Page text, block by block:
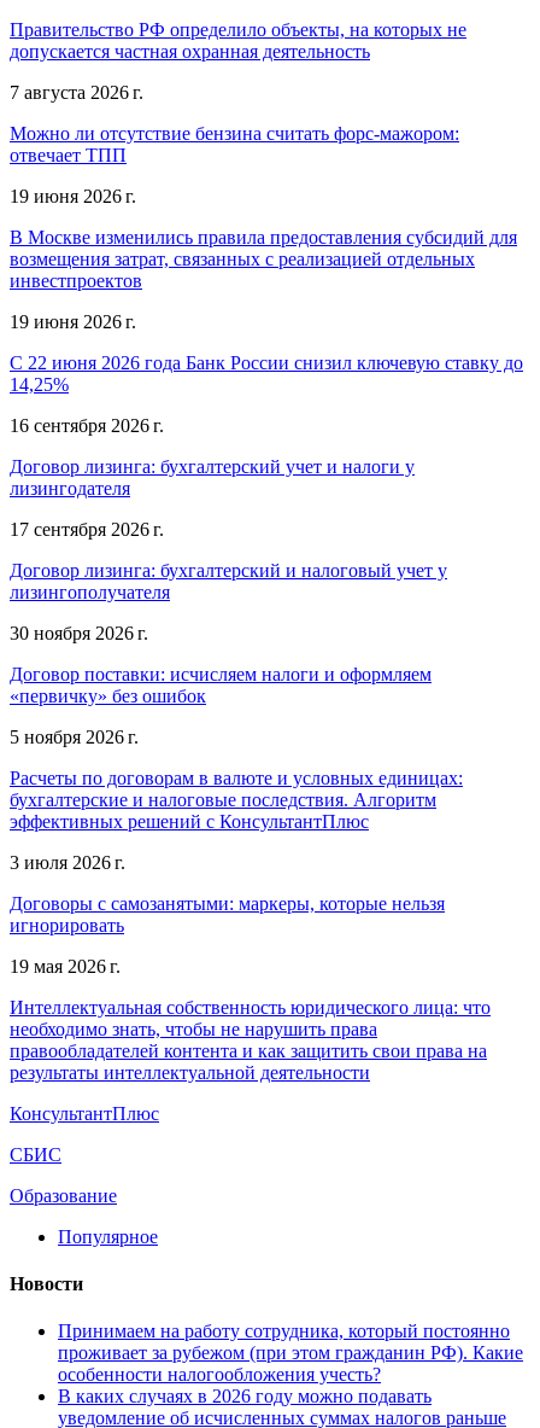
Правительство РФ определило объекты, на которых не
допускается частная охранная деятельность
7 августа 2026 г.
Можно ли отсутствие бензина считать форс-мажором:
отвечает ТПП
19 июня 2026 г.
В Москве изменились правила предоставления субсидий для
возмещения затрат, связанных с реализацией отдельных
инвестпроектов
19 июня 2026 г.
С 22 июня 2026 года Банк России снизил ключевую ставку до
14,25%
16 сентября 2026 г.
Договор лизинга: бухгалтерский учет и налоги у
лизингодателя
17 сентября 2026 г.
Договор лизинга: бухгалтерский и налоговый учет у
лизингополучателя
30 ноября 2026 г.
Договор поставки: исчисляем налоги и оформляем
«первичку» без ошибок
5 ноября 2026 г.
Расчеты по договорам в валюте и условных единицах:
бухгалтерские и налоговые последствия. Алгоритм
эффективных решений с КонсультантПлюс
3 июля 2026 г.
Договоры с самозанятыми: маркеры, которые нельзя
игнорировать
19 мая 2026 г.
Интеллектуальная собственность юридического лица: что
необходимо знать, чтобы не нарушить права
правообладателей контента и как защитить свои права на
результаты интеллектуальной деятельности
КонсультантПлюс
СБИС
Образование
Популярное
Новости
Принимаем на работу сотрудника, который постоянно
проживает за рубежом (при этом гражданин РФ). Какие
особенности налогообложения учесть?
В каких случаях в 2026 году можно подавать
уведомление об исчисленных суммах налогов раньше